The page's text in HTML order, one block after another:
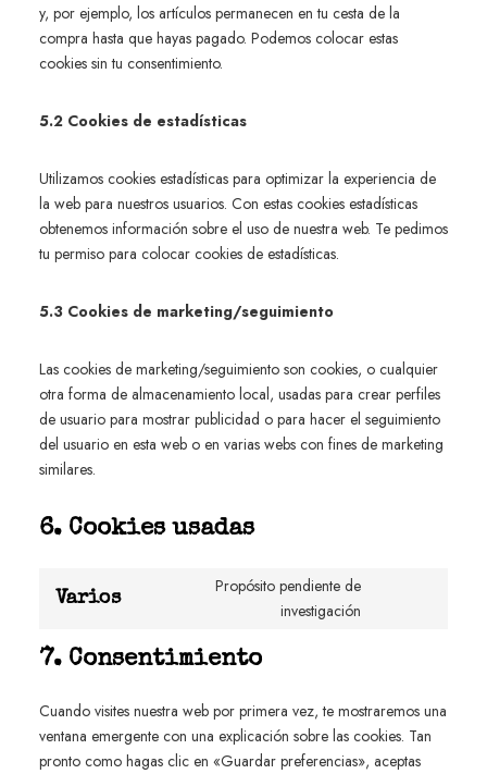
y, por ejemplo, los artículos permanecen en tu cesta de la
compra hasta que hayas pagado. Podemos colocar estas
cookies sin tu consentimiento.
5.2 Cookies de estadísticas
Utilizamos cookies estadísticas para optimizar la experiencia de
la web para nuestros usuarios. Con estas cookies estadísticas
obtenemos información sobre el uso de nuestra web. Te pedimos
tu permiso para colocar cookies de estadísticas.
5.3 Cookies de marketing/seguimiento
Las cookies de marketing/seguimiento son cookies, o cualquier
otra forma de almacenamiento local, usadas para crear perfiles
de usuario para mostrar publicidad o para hacer el seguimiento
del usuario en esta web o en varias webs con fines de marketing
similares.
6. Cookies usadas
Varios
Propósito pendiente de
investigación
7. Consentimiento
Cuando visites nuestra web por primera vez, te mostraremos una
ventana emergente con una explicación sobre las cookies. Tan
pronto como hagas clic en «Guardar preferencias», aceptas